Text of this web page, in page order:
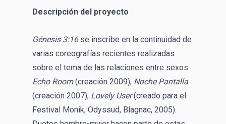
Descripción del proyecto
Génesis 3:16se inscribe en la continuidad de
varias coreografías recientes realizadas
sobre el tema de las relaciones entre sexos:
Echo Room(creación 2009), Noche Pantalla
(creación 2007), Lovely User(creado para el
Festival Monik, Odyssud, Blagnac, 2005).